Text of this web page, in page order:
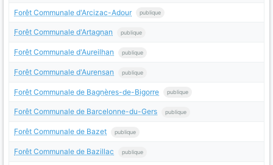
Forêt Communale d'Arcizac-Adour publique
Forêt Communale d'Artagnan publique
Forêt Communale d'Aureilhan publique
Forêt Communale d'Aurensan publique
Forêt Communale de Bagnères-de-Bigorre publique
Forêt Communale de Barcelonne-du-Gers publique
Forêt Communale de Bazet publique
Forêt Communale de Bazillac publique